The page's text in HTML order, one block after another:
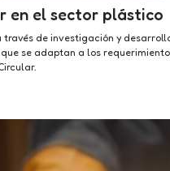
en el sector plástico
través de investigación y
se adaptan a los